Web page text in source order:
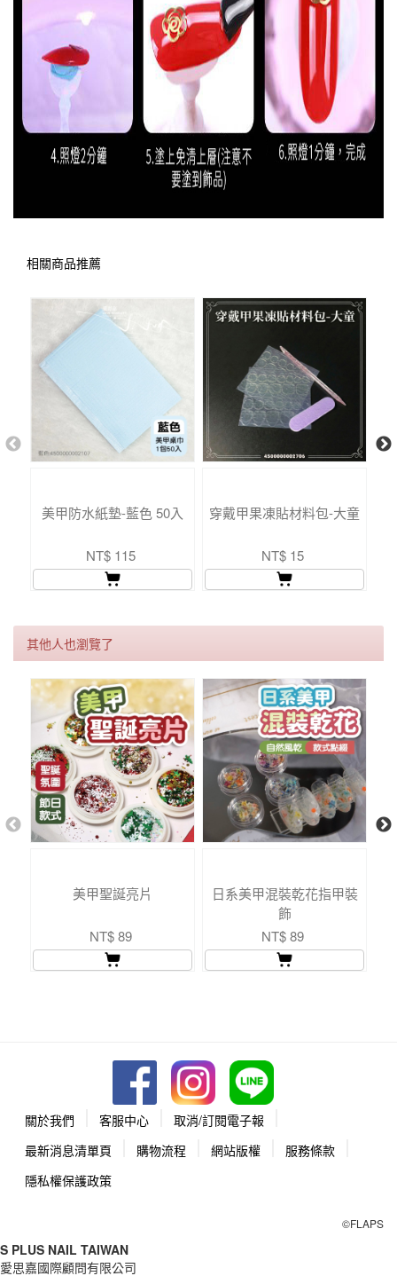
相關商品推薦
美甲防水紙墊-藍色 50入
NT$ 115
穿戴甲果凍貼材料包-大童
NT$ 15
其他人也瀏覽了
美甲聖誕亮片
NT$ 89
日系美甲混裝乾花指甲裝
飾
NT$ 89
關於我們 客服中心
取消/訂閱電子報
最新消息清單頁
購物流程 網站版權
服務條款
隱私權保護政策
©FLAPS
S PLUS NAIL TAIWAN
愛思嘉國際顧問有限公司